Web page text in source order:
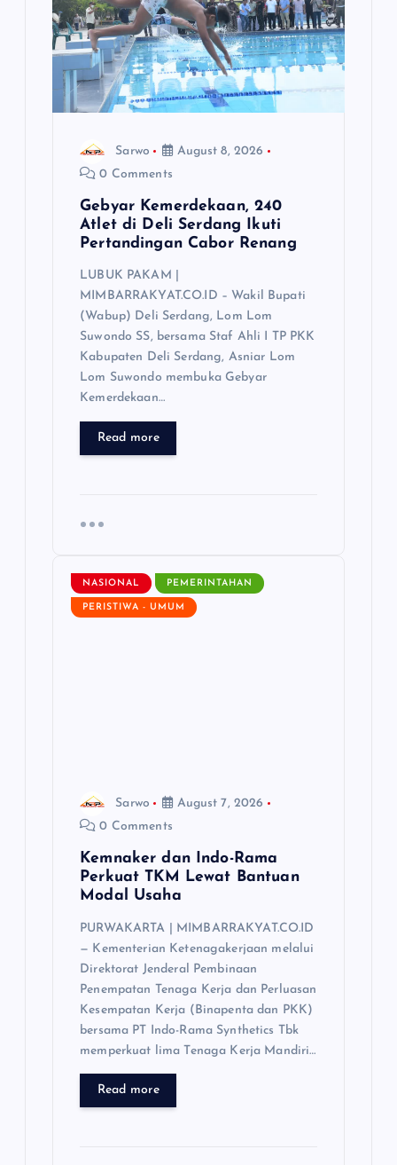
Sarwo
August 8, 2026
0 Comments
Gebyar Kemerdekaan, 240
Atlet di Deli Serdang Ikuti
Pertandingan Cabor Renang
LUBUK PAKAM |
MIMBARRAKYAT.CO.ID – Wakil Bupati
(Wabup) Deli Serdang, Lom Lom
Suwondo SS, bersama Staf Ahli I TP PKK
Kabupaten Deli Serdang, Asniar Lom
Lom Suwondo membuka Gebyar
Kemerdekaan…
Read more
NASIONAL PEMERINTAHAN
PERISTIWA - UMUM
Sarwo
August 7, 2026
0 Comments
Kemnaker dan Indo-Rama
Perkuat TKM Lewat Bantuan
Modal Usaha
PURWAKARTA | MIMBARRAKYAT.CO.ID
— Kementerian Ketenagakerjaan melalui
Direktorat Jenderal Pembinaan
Penempatan Tenaga Kerja dan Perluasan
Kesempatan Kerja (Binapenta dan PKK)
bersama PT Indo-Rama Synthetics Tbk
memperkuat lima Tenaga Kerja Mandiri…
Read more